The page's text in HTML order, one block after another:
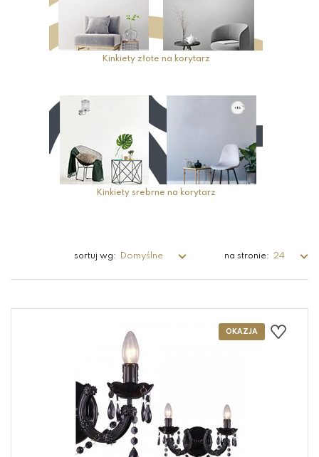
Kinkiety złote na korytarz
Kinkiety srebrne na korytarz
sortuj wg: Domyślne na stronie: 24